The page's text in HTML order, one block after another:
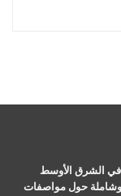
في الشرق الأوسط
وشاملة حول مواصفات